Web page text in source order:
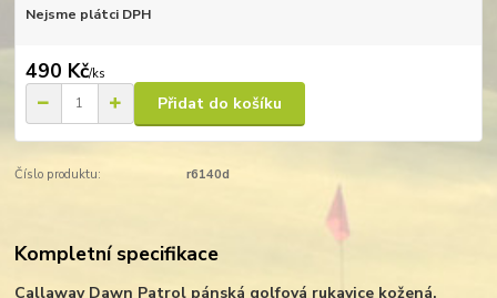
Nejsme plátci DPH
490 Kč/ks
Přidat do košíku
Číslo produktu: r6140d
Kompletní specifikace
Callaway Dawn Patrol pánská golfová rukavice kožená,